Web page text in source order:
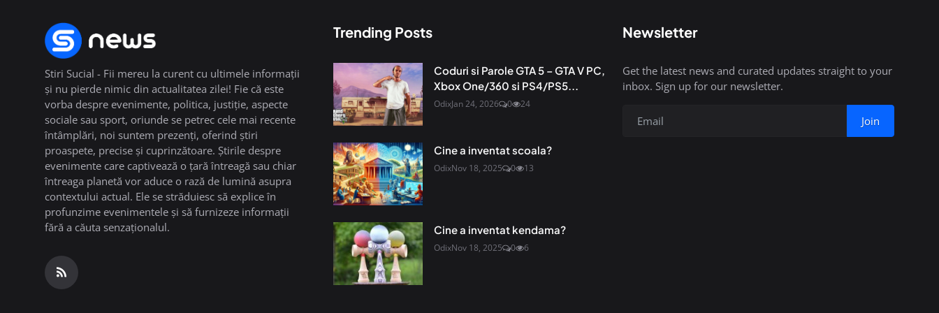
Stiri Sucial - Fii mereu la curent cu ultimele informații
și nu pierde nimic din actualitatea zilei! Fie că este
vorba despre evenimente, politica, justiție, aspecte
sociale sau sport, oriunde se petrec cele mai recente
întâmplări, noi suntem prezenți, oferind știri
proaspete, precise și cuprinzătoare. Știrile despre
evenimente care captivează o țară întreagă sau chiar
întreaga planetă vor aduce o rază de lumină asupra
contextului actual. Ele se străduiesc să explice în
profunzime evenimentele și să furnizeze informații
fără a căuta senzaționalul.
Trending Posts
Coduri si Parole GTA 5 – GTA V PC,
Xbox One/360 si PS4/PS5...
OdixJan 24, 2026 0 24
Cine a inventat scoala?
OdixNov 18, 2025 0 13
Cine a inventat kendama?
OdixNov 18, 2025 0 6
Newsletter
Get the latest news and curated updates straight to your
inbox. Sign up for our newsletter.
Join